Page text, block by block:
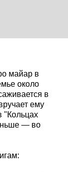
майар в
около
в
ему
"Кольцах
— во